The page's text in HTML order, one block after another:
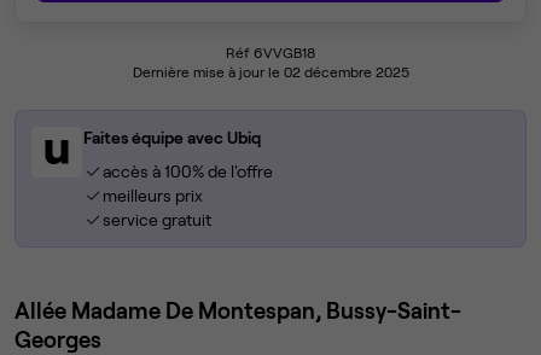
Réf 6VVGB18
Dernière mise à jour le 02 décembre 2025
Faites équipe avec Ubiq
accès à 100% de l'offre
meilleurs prix
service gratuit
Allée Madame De Montespan, Bussy-Saint-
Georges